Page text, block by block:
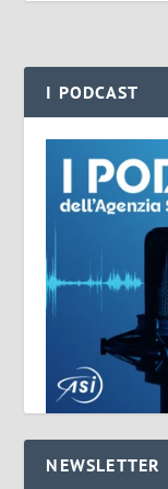
I PODCAST
NEWSLETTER